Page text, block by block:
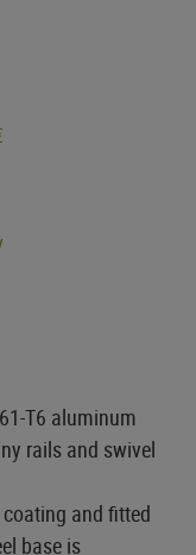
T6 aluminum
rails and swivel
and fitted
base is